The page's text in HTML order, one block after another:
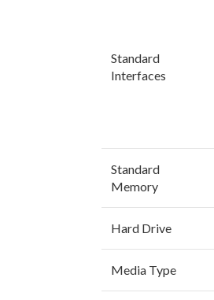
Standard
Interfaces
Standard
Memory
Hard Drive
Media Type